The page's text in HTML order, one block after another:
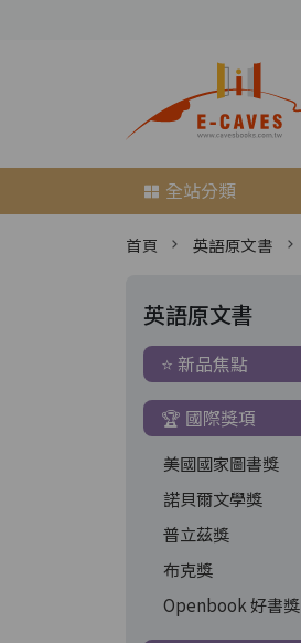
全站分類
首頁 英語原文書
英語原文書
⭐ 新品焦點
🏆 國際獎項
美國國家圖書獎
諾貝爾文學獎
普立茲獎
布克獎
Openbook 好書獎